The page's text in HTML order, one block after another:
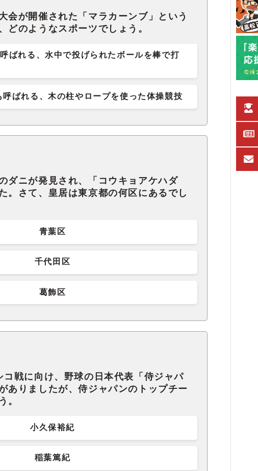
会が開催された「マラカーンブ」という
どのようなスポーツでしょう。
ばれる、水中で投げられたボールを棒で打
ばれる、木の柱やロープを使った体操競技
ダニが発見され、「コウキョアケハダ
。さて、皇居は東京都の何区にあるでし
青葉区
千代田区
葛飾区
戦に向け、野球の日本代表「侍ジャパ
ありましたが、侍ジャパンのトップチー
。
小久保裕紀
稲葉篤紀